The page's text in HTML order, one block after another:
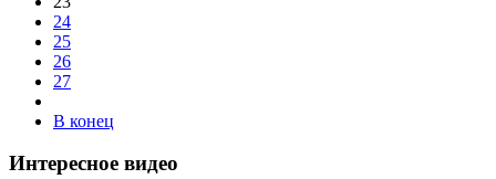
24
25
26
27
В конец
Интересное видео